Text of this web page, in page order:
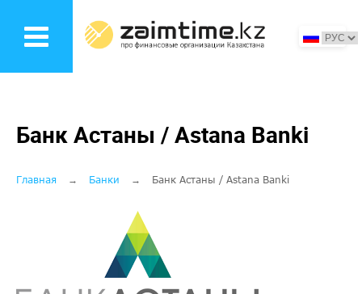
основному
Банк Астаны / Astana Banki
Строка
Главная Банки Банк Астаны / Astana Banki